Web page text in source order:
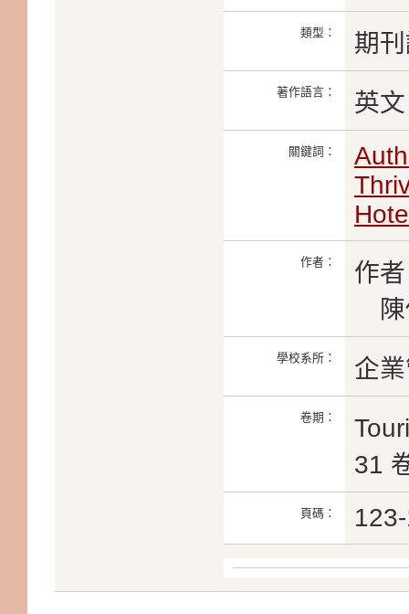
類型： 期
著作語言： 英文
關鍵詞：
作者：
作
陳
學校系所： 企
卷期：
31
頁碼：